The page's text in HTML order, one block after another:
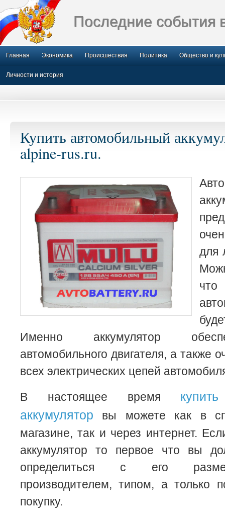
Последние события
Главная Экономика Происшествия Политика Общество и
Личности и история
Купить автомобильный
alpine-rus.ru.
для
что
Именно аккумулятор
автомобильного двигателя, а также
всех электрических цепей
В настоящее время
аккумулятор вы можете как в
магазине, так и через интернет.
аккумулятор то первое что вы
определиться с его
производителем, типом, а только
покупку.